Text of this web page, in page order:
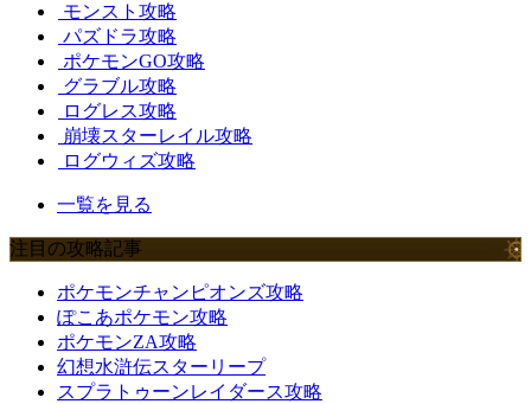
モンスト攻略
パズドラ攻略
ポケモンGO攻略
グラブル攻略
ログレス攻略
崩壊スターレイル攻略
ログウィズ攻略
一覧を見る
注目の攻略記事
ポケモンチャンピオンズ攻略
ぽこあポケモン攻略
ポケモンZA攻略
幻想水滸伝スターリープ
スプラトゥーンレイダース攻略